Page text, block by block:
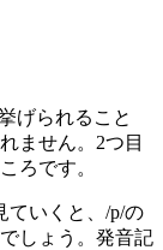
げられること
ません。2つ目
ろです。
ていくと、/p/の
しょう。発音記